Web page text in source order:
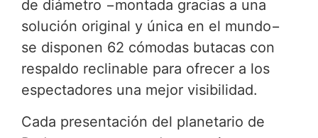
de diámetro −montada gracias a una
solución original y única en el mundo−
se disponen 62 cómodas butacas con
respaldo reclinable para ofrecer a los
espectadores una mejor visibilidad.
Cada presentación del planetario de